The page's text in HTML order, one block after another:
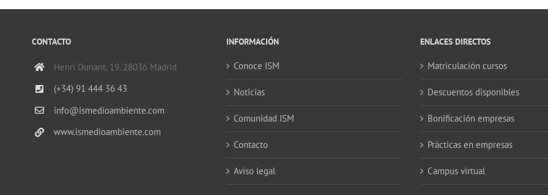
CONTACTO
Henri Dunant, 19. 28036 Madrid
(+34) 91 444 36 43
info@ismedioambiente.com
www.ismedioambiente.com
INFORMACIÓN
Conoce ISM
Noticias
Comunidad ISM
Contacto
Aviso legal
ENLACES DIRECTOS
Matriculación cursos
Descuentos disponibles
Bonificación empresas
Prácticas en empresas
Campus virtual